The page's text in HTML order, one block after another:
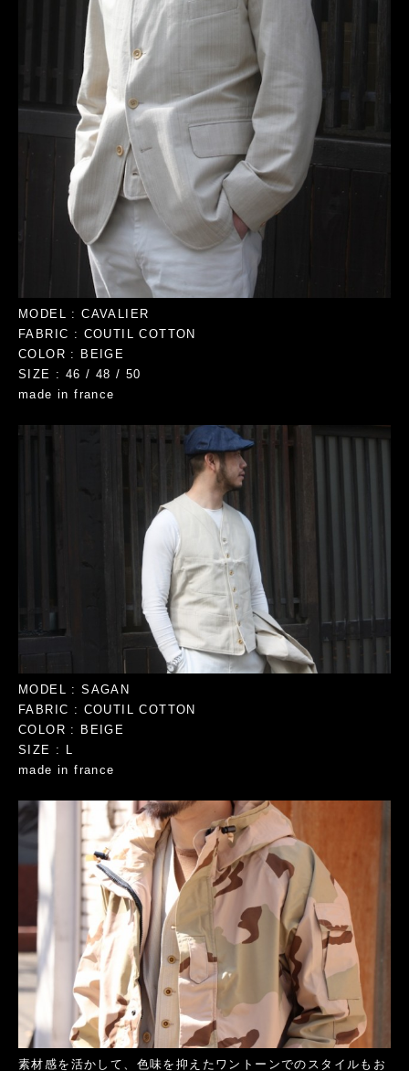
MODEL : CAVALIER
FABRIC : COUTIL COTTON
COLOR : BEIGE
SIZE : 46 / 48 / 50
made in france
MODEL : SAGAN
FABRIC : COUTIL COTTON
COLOR : BEIGE
SIZE : L
made in france
素材感を活かして、色味を抑えたワントーンでのスタイルもお